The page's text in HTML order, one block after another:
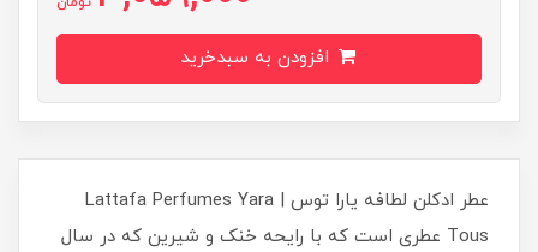
عطر ادکلن لطافه یارا توس | Lattafa Perfumes Yara
Tous عطری است که با رایحه خنک و شیرین که در سال